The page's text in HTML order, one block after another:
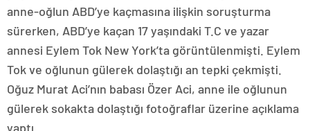
anne-oğlun ABD’ye kaçmasına ilişkin soruşturma
sürerken, ABD’ye kaçan 17 yaşındaki T.C ve yazar
annesi Eylem Tok New York’ta görüntülenmişti. Eylem
Tok ve oğlunun gülerek dolaştığı an tepki çekmişti.
Oğuz Murat Aci’nın babası Özer Aci, anne ile oğlunun
gülerek sokakta dolaştığı fotoğraflar üzerine açıklama
yaptı.